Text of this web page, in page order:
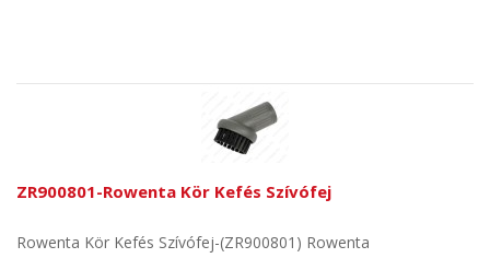
ZR900801-Rowenta Kör Kefés Szívófej
Rowenta Kör Kefés Szívófej-(ZR900801) Rowenta